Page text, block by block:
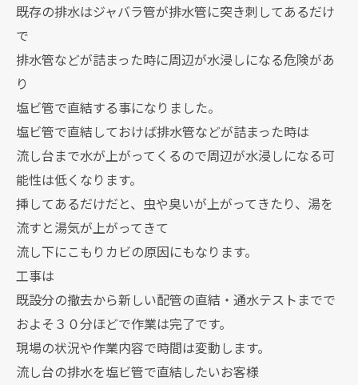
既存の排水はジャバラ管が排水管に突き刺してあるだけ
で
排水管などが詰まった時に周辺が水浸しになる危険があ
り
塩ビ管で直結する事になりました。
塩ビ管で直結しておけば排水管などが詰まった時は
流し台まで水が上がってくるので周辺が水浸しになる可
能性は低くなります。
挿してあるだけだと、虫や臭いが上がってきたり、湯を
流すと湯気が上がってきて
流し下にこもりカビの原因にもなります。
工事は
既設分の撤去から新しい配管の直結・通水テストまでで
およそ３０分ほどで作業は完了です。
現場の状況や作業内容で時間は変動します。
流し台の排水を塩ビ管で直結したいお客様